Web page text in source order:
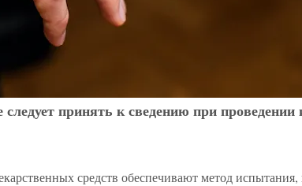
принять к сведению при
средств обеспечивают метод